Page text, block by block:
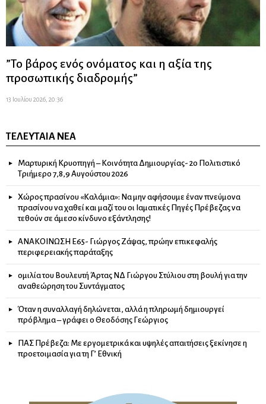
”Το βάρος ενός ονόματος και η αξία της
προσωπικής διαδρομής”
13 Ιουλίου 2026, 20:36
ΤΕΛΕΥΤΑΊΑ ΝΈΑ
Μαρτυρική Κρυοπηγή – Κοινότητα Δημιουργίας- 2ο Πολιτιστικό
Τριήμερο 7,8,9 Αυγούστου 2026
Χώρος πρασίνου «Καλάμια»: Να μην αφήσουμε έναν πνεύμονα
πρασίνου να χαθεί και μαζί του οι Ιαματικές Πηγές Πρέβεζας να
τεθούν σε άμεσο κίνδυνο εξάντλησης!
ΑΝΑΚΟΙΝΩΣΗ Ε65- Γιώργος Ζάψας, πρώην επικεφαλής
περιφερειακής παράταξης
ομιλία του Βουλευτή Άρτας ΝΔ Γιώργου Στύλιου στη βουλή για την
αναθεώρηση του Συντάγματος
Όταν η συναλλαγή δηλώνεται, αλλά η πληρωμή δημιουργεί
πρόβλημα – γράφει ο Θεοδόσης Γεώργιος
ΠΑΣ Πρέβεζα: Με εργομετρικά και υψηλές απαιτήσεις ξεκίνησε η
προετοιμασία για τη Γ’ Εθνική